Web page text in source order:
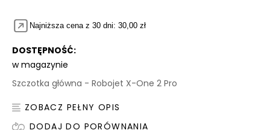
Najniższa cena z 30 dni: 30,00 zł
DOSTĘPNOŚĆ:
w magazynie
Szczotka główna - Robojet X-One 2 Pro
ZOBACZ PEŁNY OPIS
DODAJ DO PORÓWNANIA